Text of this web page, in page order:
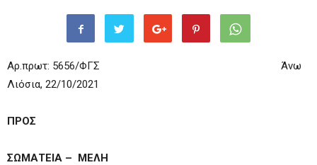
Αρ.πρωτ: 5656/ΦΓΣ Άνω
Λιόσια, 22/10/2021
ΠΡΟΣ
ΣΩΜΑΤΕΙΑ – ΜΕΛΗ